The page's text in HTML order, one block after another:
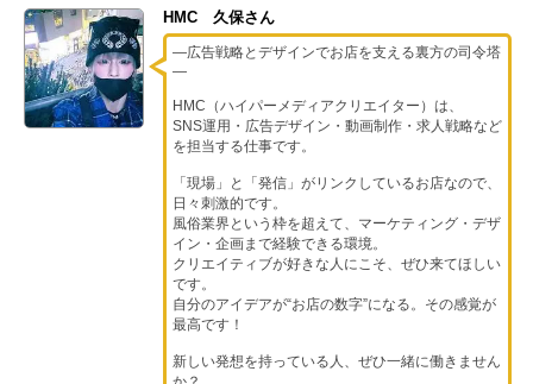
HMC 久保さん
―広告戦略とデザインでお店を支える裏方の司令塔
―
HMC（ハイパーメディアクリエイター）は、
SNS運用・広告デザイン・動画制作・求人戦略など
を担当する仕事です。
「現場」と「発信」がリンクしているお店なので、
日々刺激的です。
風俗業界という枠を超えて、マーケティング・デザ
イン・企画まで経験できる環境。
クリエイティブが好きな人にこそ、ぜひ来てほしい
です。
自分のアイデアが“お店の数字”になる。その感覚が
最高です！
新しい発想を持っている人、ぜひ一緒に働きません